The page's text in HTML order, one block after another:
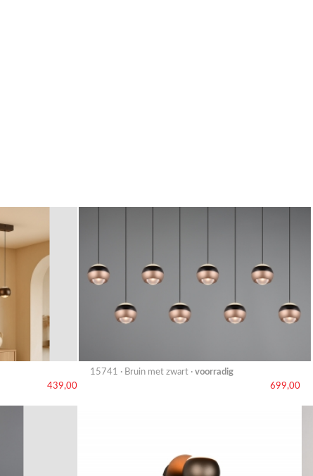
439,00
15741 · Bruin met zwart · voorradig
699,00